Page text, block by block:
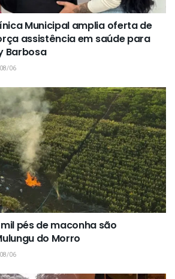
Municipal amplia oferta de
assistência em saúde para
Barbosa
06
pés de maconha são
do Morro
06